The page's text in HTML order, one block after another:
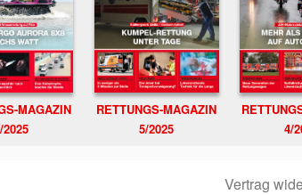
MAGAZIN
2025
RETTUNGS-MAGAZIN
5/2025
4/
Vertrag